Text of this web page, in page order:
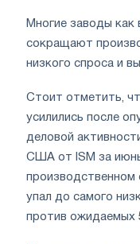
Многие заводы как
сокращают
низкого спроса и
Стоит отметить,
усилились после
деловой
США от ISM за
упал до самого
против ожидаемых